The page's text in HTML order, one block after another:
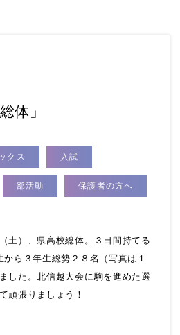
体」
クス 入試
部活動 保護者の方へ
土）、県高校総体。３日間持てる
ら３年生総勢２８名（写真は１
した。北信越大会に駒を進めた選
頑張りましょう！